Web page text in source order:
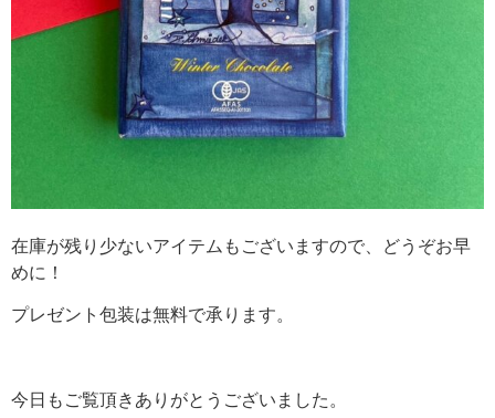
在庫が残り少ないアイテムもございますので、どうぞお早
めに！
プレゼント包装は無料で承ります。
今日もご覧頂きありがとうございました。